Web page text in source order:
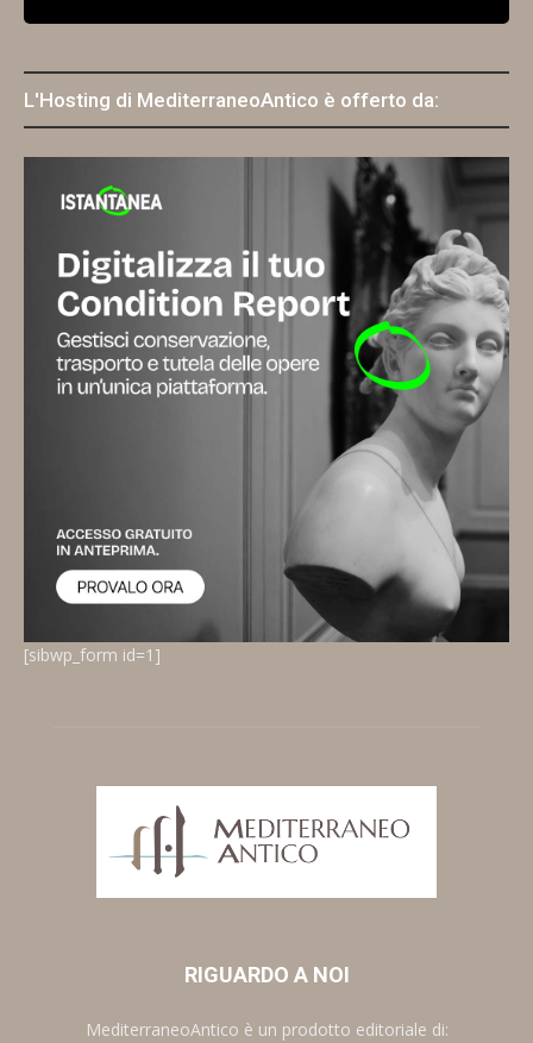
L'Hosting di MediterraneoAntico è offerto da:
[sibwp_form id=1]
RIGUARDO A NOI
MediterraneoAntico è un prodotto editoriale di: